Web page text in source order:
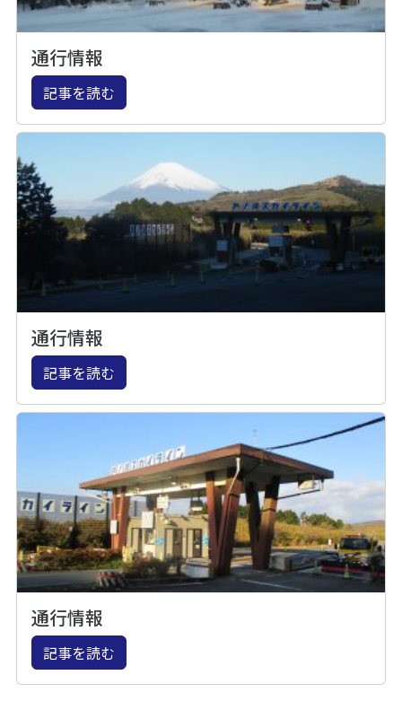
通行情報
記事を読む
通行情報
記事を読む
通行情報
記事を読む